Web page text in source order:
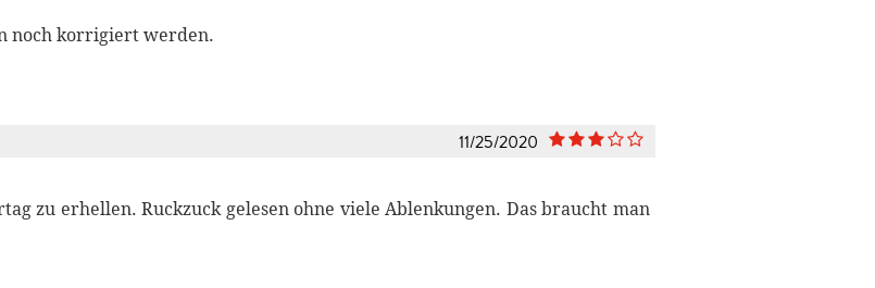
noch korrigiert werden.
11/25/2020
zu erhellen. Ruckzuck gelesen ohne viele Ablenkungen. Das braucht man